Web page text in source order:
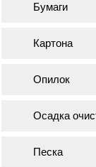
Бумаги
Картона
Опилок
Осадка
Песка